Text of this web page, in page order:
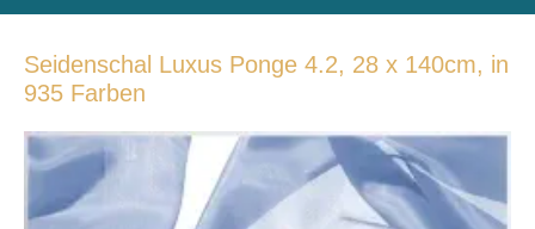
Seidenschal Luxus Ponge 4.2, 28 x 140cm, in
935 Farben